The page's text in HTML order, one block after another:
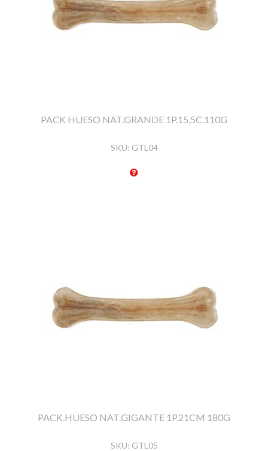
PACK HUESO NAT.GRANDE 1P.15,5C.110G
SKU: GTL04
PACK.HUESO NAT.GIGANTE 1P.21CM 180G
SKU: GTL05